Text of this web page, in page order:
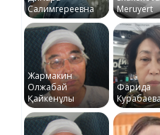
Салимгереевна
Meruyert
Жармакин
Олжабай
Қайкенұлы
Фарида